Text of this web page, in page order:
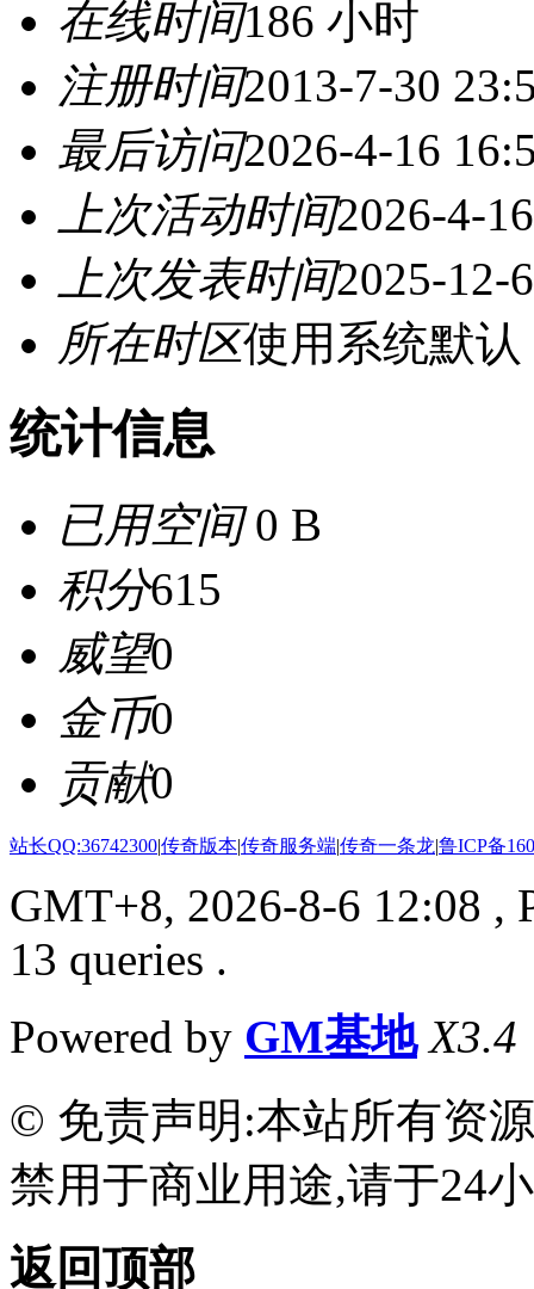
在线时间186 小时
注册时间2013-7-30
最后访问2026-4-16
上次活动时间2026-4-
上次发表时间2025-12-
所在时区使用系统默认
统计信息
已用空间0 B
积分615
威望0
金币0
贡献0
站长QQ:36742300|传奇版本|传奇服务端|传奇一条龙|鲁ICP备
GMT+8, 2026-8-6 12:08 ,
13 queries .
Powered by GM基地 X3.4
© 免责声明:本站所有资
禁用于商业用途,请于24
返回顶部